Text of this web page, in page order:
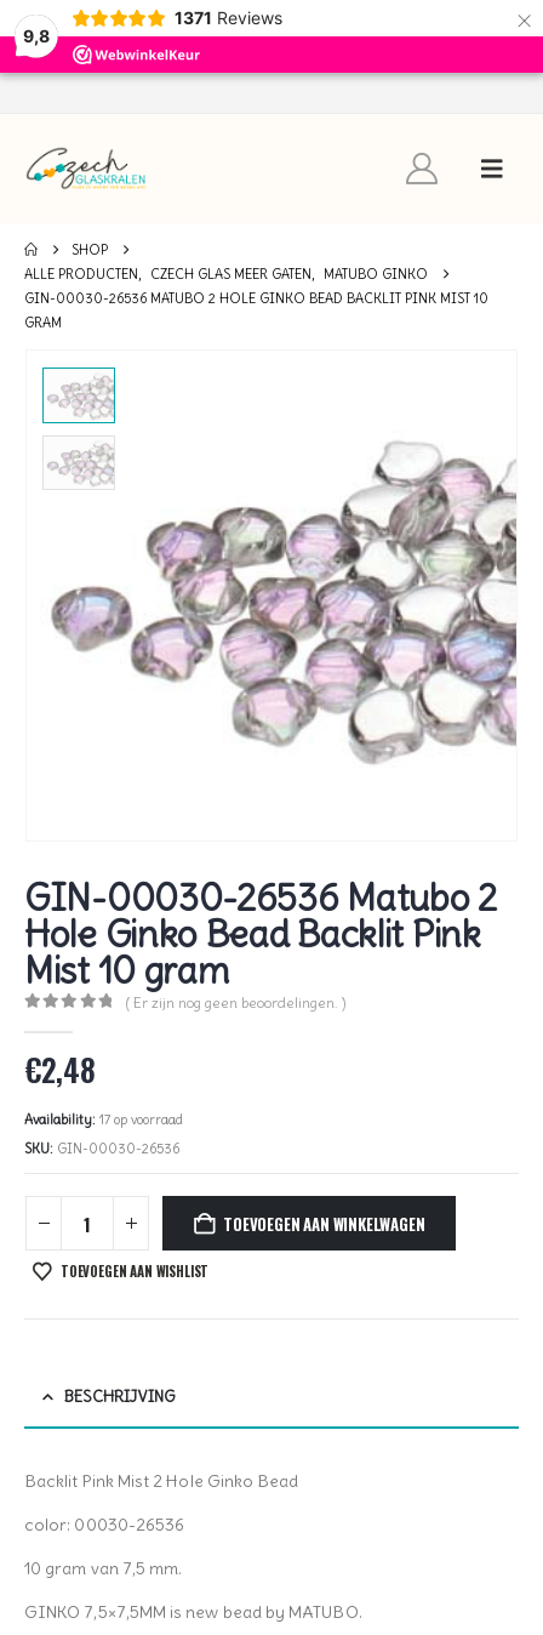
9,8
1371 Reviews ×
SHOP
ALLE PRODUCTEN, CZECH GLAS MEER GATEN,
MATUBO GINKO
GIN-00030-26536 MATUBO 2 HOLE GINKO BEAD BACKLIT PINK MIST 10
GRAM
GIN-00030-26536 Matubo 2
Hole Ginko Bead Backlit Pink
Mist 10 gram
( Er zijn nog geen beoordelingen. )
€2,48
Availability: 17 op voorraad
SKU: GIN-00030-26536
TOEVOEGEN AAN WINKELWAGEN
TOEVOEGEN AAN WISHLIST
BESCHRIJVING
Backlit Pink Mist 2 Hole Ginko Bead
color: 00030-26536
10 gram van 7,5 mm.
GINKO 7,5×7,5MM is new bead by MATUBO.